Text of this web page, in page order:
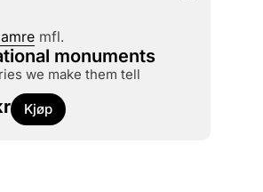
mfl.
monuments
we make them tell
Kjøp